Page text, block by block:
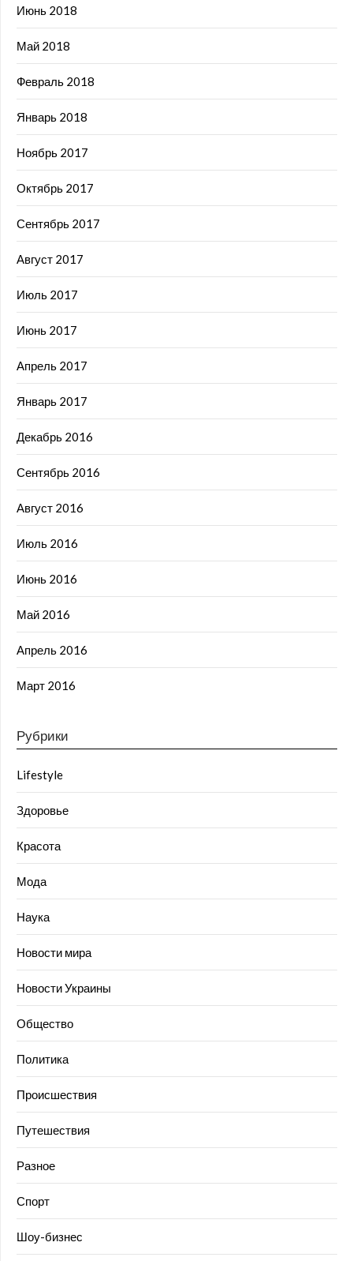
Июнь 2018
Май 2018
Февраль 2018
Январь 2018
Ноябрь 2017
Октябрь 2017
Сентябрь 2017
Август 2017
Июль 2017
Июнь 2017
Апрель 2017
Январь 2017
Декабрь 2016
Сентябрь 2016
Август 2016
Июль 2016
Июнь 2016
Май 2016
Апрель 2016
Март 2016
Рубрики
Lifestyle
Здоровье
Красота
Мода
Наука
Новости мира
Новости Украины
Общество
Политика
Происшествия
Путешествия
Разное
Спорт
Шоу-бизнес